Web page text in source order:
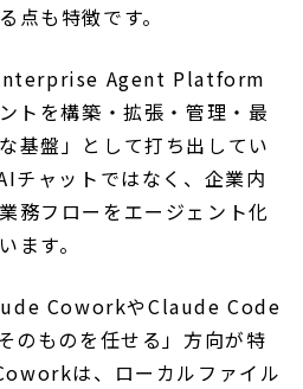
点も特徴です。
Agent Platform
トを構築・拡張・管理・最
基盤」として打ち出してい
チャットではなく、企業内
務フローをエージェント化
ます。
CoworkやClaude Code
のものを任せる」方向が特
は、ローカルファイル